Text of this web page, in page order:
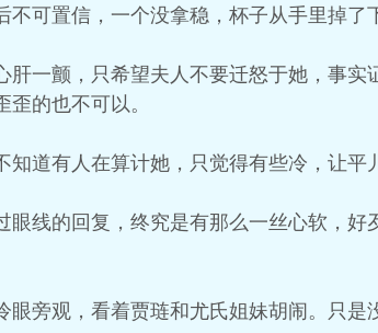
不可置信，一个没拿稳，杯子从手里掉了
肝一颤，只希望夫人不要迁怒于她，事
歪的也不可以。
知道有人在算计她，只觉得有些冷，让平
眼线的回复，终究是有那么一丝心软，
眼旁观，看着贾琏和尤氏姐妹胡闹。只是